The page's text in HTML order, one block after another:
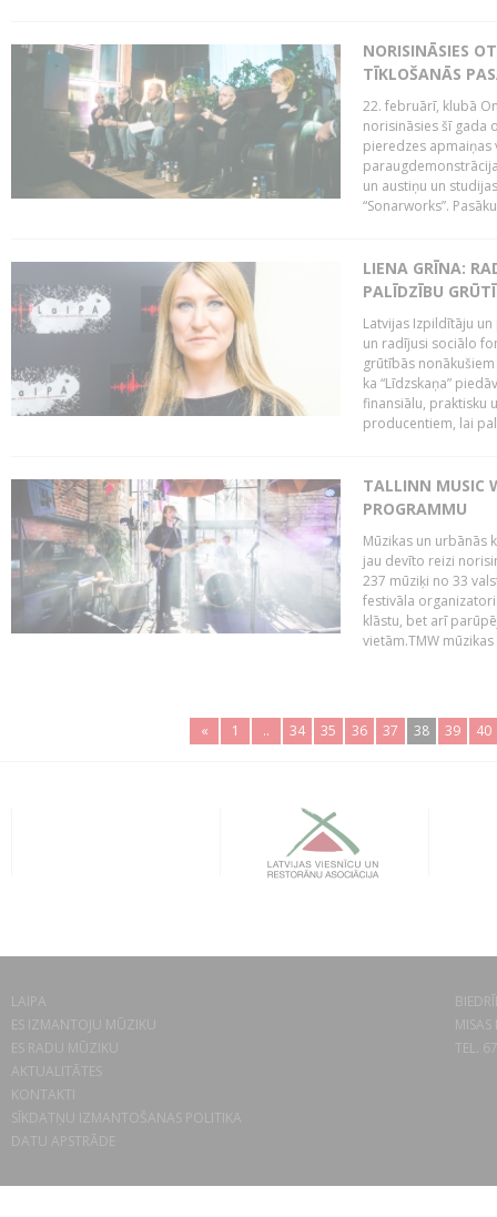
NORISINĀSIES
TĪKLOŠANĀS
22. februārī, klubā
norisināsies šī gada
pieredzes apmaiņas
un austiņu un
“Sonarworks”.
LIENA GRĪNA:
PALĪDZĪBU
Latvijas Izpildītāju
un radījusi sociālo
grūtībās
ka “Līdzskaņa”
finansiālu, praktisku
producentiem, lai
TALLINN MUSIC
PROGRAMMU
Mūzikas un urbānās
jau devīto reizi
237 mūziķi no 33
festivāla
klāstu, bet arī
vietām.TMW
« 1 .. 34 35 36 37 38 39 40
LAIPA
ES IZMANTOJU MŪZIKU
ES RADU MŪZIKU
AKTUALITĀTES
KONTAKTI
SĪKDATŅU IZMANTOŠANAS POLITIKA
DATU APSTRĀDE
TEL.